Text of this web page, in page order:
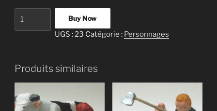
Buy Now
UGS : 23 Catégorie : Personnages
Produits similaires